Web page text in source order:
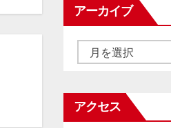
アーカイブ
カ
イ
アクセス